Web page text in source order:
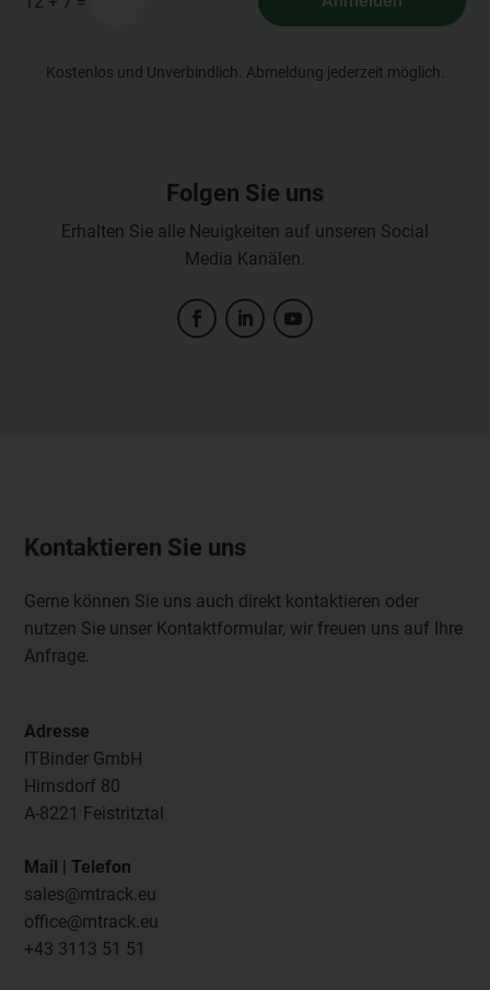
Kostenlos und Unverbindlich. Abmeldung jederzeit möglich.
Folgen Sie uns
Erhalten Sie alle Neuigkeiten auf unseren Social
Media Kanälen.
Kontaktieren Sie uns
Gerne können Sie uns auch direkt kontaktieren oder
nutzen Sie unser Kontaktformular, wir freuen uns auf Ihre
Anfrage.
Adresse
ITBinder GmbH
Hirnsdorf 80
A-8221 Feistritztal
Mail | Telefon
sales@mtrack.eu
office@mtrack.eu
+43 3113 51 51